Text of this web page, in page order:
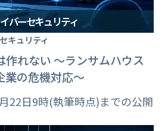
バーセキュリティ
キュリティ
作れない ～ランサムハウス
業の危機対応～
22日9時(執筆時点)までの公開